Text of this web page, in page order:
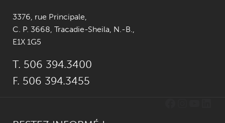
3376, rue Principale,
C. P. 3668, Tracadie-Sheila, N.-B.,
E1X 1G5
T. 506 394.3400
F. 506 394.3455